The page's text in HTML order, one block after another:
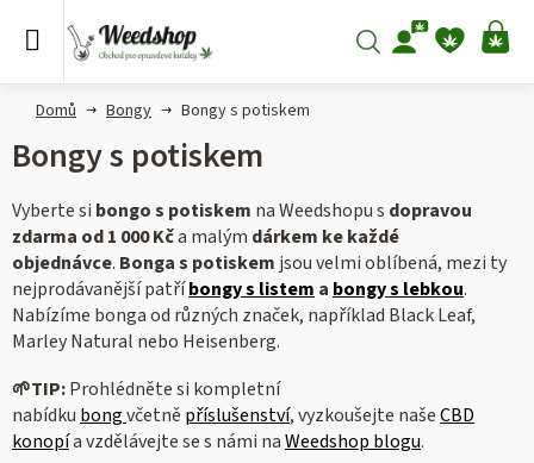
Hledat
Domů Bongy Bongy s potiskem
Bongy s potiskem
Vyberte si bongo s potiskem na Weedshopu s dopravou
zdarma od 1 000 Kča malým dárkem ke každé
objednávce. Bonga s potiskem jsou velmi oblíbená, mezi ty
nejprodávanější patříbongy s listem a bongy s lebkou.
Nabízíme bonga od různých značek, například Black Leaf,
Marley Natural nebo Heisenberg.
🌱TIP:Prohlédněte si kompletní
nabídku bongvčetně příslušenství, vyzkoušejte našeCBD
konopía vzdělávejte se s námi naWeedshop blogu.